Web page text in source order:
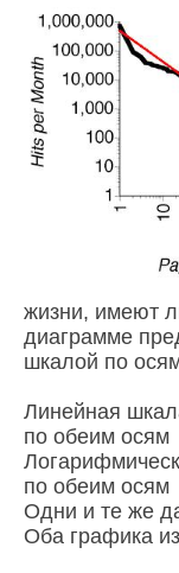
жизни, имеют
диаграмме
шкалой по
Линейная
по обеим осям
по обеим осям
Одни и те же
Оба графика